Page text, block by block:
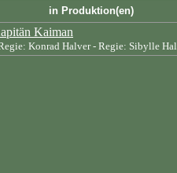
in Produktion(en)
Kaiman
Konrad Halver - Regie: Sibylle